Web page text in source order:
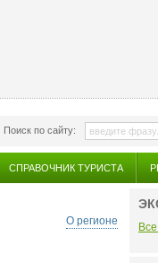
Поиск по сайту:
СПРАВОЧНИК ТУРИСТА
О регионе